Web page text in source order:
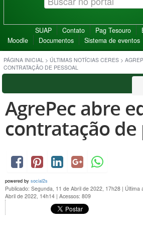
SUAP Contato Pag Tesouro
Moodle
Documentos Sistema de eventos
PÁGINA INICIAL > ÚLTIMAS NOTÍCIAS CERES >
CONTRATAÇÃO DE PESSOAL
AgrePec abre
contratação de
powered by social2s
Publicado: Segunda, 11 de Abril de 2022, 17h28 | Última
Abril de 2022, 14h14 | Acessos: 809